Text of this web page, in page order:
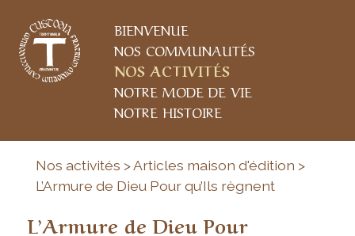
BIENVENUE
NOS COMMUNAUTÉS
NOS ACTIVITÉS
NOTRE MODE DE VIE
NOTRE HISTOIRE
Nos activités > Articles maison d'édition >
L’Armure de Dieu Pour qu’Ils règnent
L’Armure de Dieu Pour